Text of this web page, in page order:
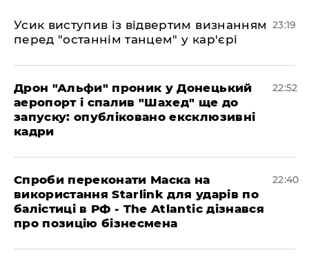
​Усик виступив із відвертим визнанням
перед "останнім танцем" у кар'єрі
23:19
​Дрон "Альфи" проник у Донецький
аеропорт і спалив "Шахед" ще до
запуску: опубліковано ексклюзивні
кадри
22:52
​Спроби переконати Маска на
використання Starlink для ударів по
балістиці в РФ - The Atlantic дізнався
про позицію бізнесмена
22:40